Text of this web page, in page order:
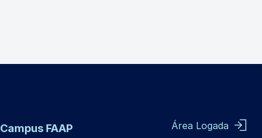
Campus FAAP
Área Logada